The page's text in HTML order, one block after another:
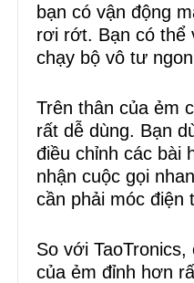
bạn có vận động
rơi rớt. Bạn có thể
chạy bộ vô tư
Trên thân của ẻm
rất dễ dùng. Bạn
điều chỉnh các bài
nhận cuộc gọi
cần phải móc điện
So với
của ẻm đỉnh hơn